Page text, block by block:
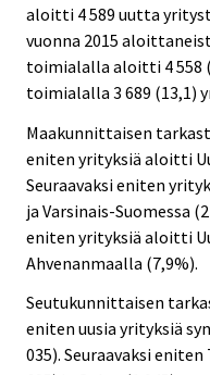
aloitti 4 589 uutta
vuonna 2015
toimialalla aloitti 4 558
toimialalla 3 689 (13,1)
Maakunnittaisen
eniten yrityksiä aloitti
Seuraavaksi eniten
ja Varsinais-Suomessa
eniten yrityksiä aloitti
Ahvenanmaalla (7,9%).
Seutukunnittaisen
eniten uusia yrityksiä
035). Seuraavaksi